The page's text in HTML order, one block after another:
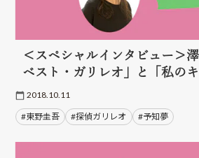
＜スペシャルインタビュー＞
ベスト・ガリレオ」と「私の
2018.10.11
#東野圭吾 #探偵ガリレオ #予知夢